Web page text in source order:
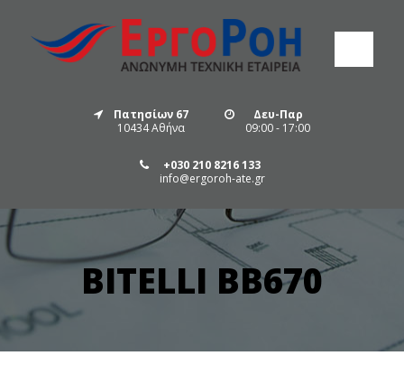
Πατησίων 67
10434 Αθήνα
Δευ-Παρ
09:00 - 17:00
+030 210 8216 133
info@ergoroh-ate.gr
BITELLI BB670